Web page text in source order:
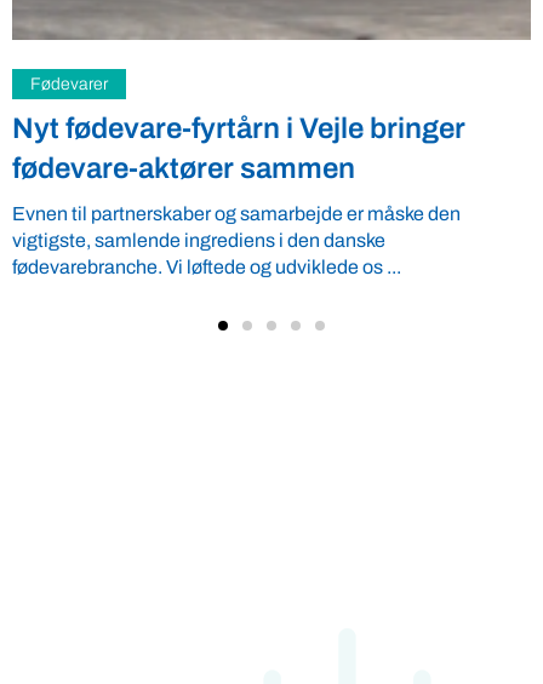
Landbrug
Bertelsen i ny bog: landmænds
perspektiv på natur er vidt forskelligt
Landmand og naturelsker Henrik Bertelsen deler landmænds
perspektiv på natur op i 6 grupper. Fra Naturintolerante til
Naturfanatiske. Uddrag af ...